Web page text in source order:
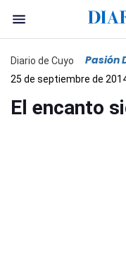
Diario de Cuyo Pasión
25 de septiembre de
El encanto